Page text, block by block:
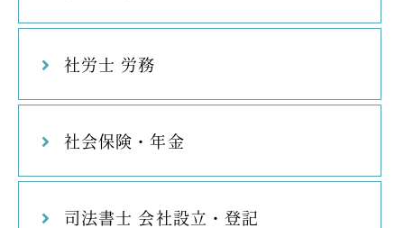
社労士 労務
社会保険・年金
司法書士 会社設立・登記